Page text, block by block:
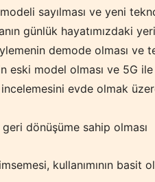
sayılması ve yeni
günlük hayatımızdaki yeri
demode olması ve
eski model olması ve 5G
evde olmak
dönüşüme sahip olması
kullanımının basit